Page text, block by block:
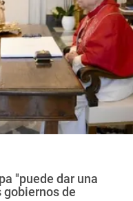
"puede dar una
de